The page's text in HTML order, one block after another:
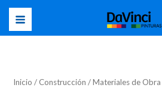
Inicio / Construcción /Materiales de Obra